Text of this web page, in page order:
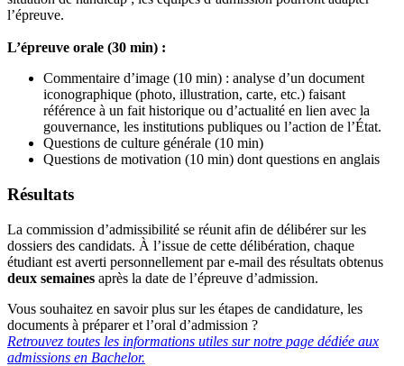
l’épreuve.
L’épreuve orale (30 min) :
Commentaire d’image (10 min) : analyse d’un document
iconographique (photo, illustration, carte, etc.) faisant
référence à un fait historique ou d’actualité en lien avec la
gouvernance, les institutions publiques ou l’action de l’État.
Questions de culture générale (10 min)
Questions de motivation (10 min) dont questions en anglais
Résultats
La commission d’admissibilité se réunit afin de délibérer sur les
dossiers des candidats. À l’issue de cette délibération, chaque
étudiant est averti personnellement par e-mail des résultats obtenus
deux semaines après la date de l’épreuve d’admission.
Vous souhaitez en savoir plus sur les étapes de candidature, les
documents à préparer et l’oral d’admission ?
Retrouvez toutes les informations utiles sur notre page dédiée aux
admissions en Bachelor.